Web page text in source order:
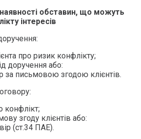
обставин, що можуть
інтересів
про ризик конфлікту;
доручення або:
за письмовою згодою клієнтів.
конфлікт;
згоду клієнтів або:
(ст.34 ПАЕ).